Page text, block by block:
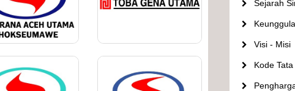
Sejarah
Visi - Misi
Kode